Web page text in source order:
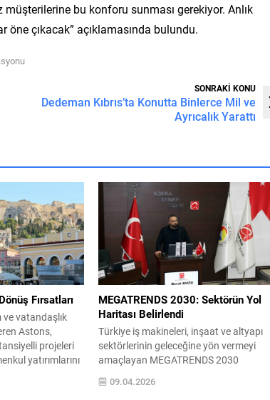
bu konforu sunması gerekiyor. Anlık
çıkacak” açıklamasında bulundu.
SONRAKİ KONU
Dedeman Kıbrıs’ta Konutta Binlerce Mil ve
Ayrıcalık Yarattı
Fırsatları
ve vatandaşlık
Astons,
projeleri
yatırımlarını
MEGATRENDS 2030: Sektörün Yol
Haritası Belirlendi
Türkiye iş makineleri, inşaat ve altyapı
sektörlerinin geleceğine yön vermeyi
amaçlayan MEGATRENDS 2030
Lansman Toplantısı, Adana’da geniş
katılımla gerçekleştirildi. KOMATEK
09.04.2026